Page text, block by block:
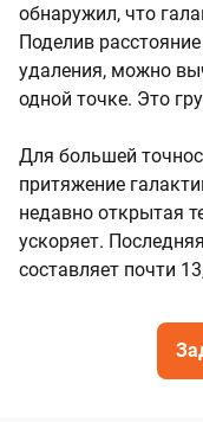
обнаружил, что
Поделив
удаления, можно
одной точке. Это
Для большей
притяжение
недавно открытая
ускоряет.
составляет почти